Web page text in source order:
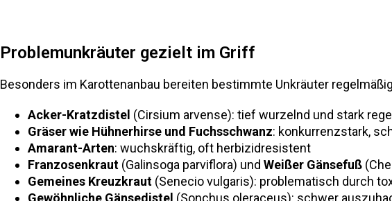
Problemunkräuter gezielt im Griff
Besonders im Karottenanbau bereiten bestimmte Unkräuter
Acker-Kratzdistel (Cirsium arvense): tief wurzelnd und stark
Gräser wie Hühnerhirse und Fuchsschwanz: konkurrenzstark,
Amarant-Arten: wuchskräftig, oft herbizidresistent
Franzosenkraut (Galinsoga parviflora) und Weißer Gänsefuß (
Gemeines Kreuzkraut (Senecio vulgaris): problematisch durch
Gewöhnliche Gänsedistel (Sonchus oleraceus): schwer